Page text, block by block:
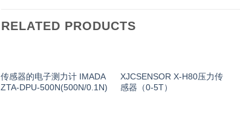
RELATED PRODUCTS
传感器的电子测力计 IMADA
ZTA-DPU-500N(500N/0.1N)
XJCSENSOR X-H80压力传
感器（0-5T）